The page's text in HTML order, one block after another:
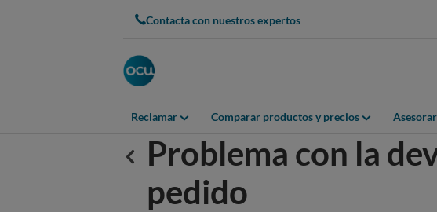
Contacta con nuestros expertos
Reclamar Comparar productos y precios
Anterior
Problema con la
pedido